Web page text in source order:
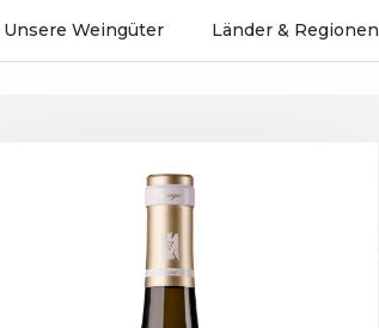
Unsere Weingüter Länder & Regionen